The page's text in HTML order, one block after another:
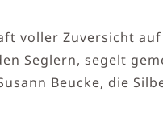
voller Zuversicht
Seglern, segelt
Beucke, die